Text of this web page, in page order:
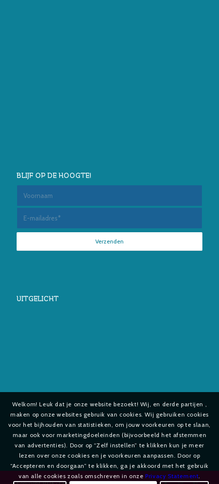
BLIJF OP DE HOOGTE!
UITGELICHT
Welkom! Leuk dat je onze website bezoekt! Wij, en derde partijen ,
maken op onze websites gebruik van cookies. Wij gebruiken cookies
voor het bijhouden van statistieken, om jouw voorkeuren op te slaan,
maar ook voor marketingdoeleinden (bijvoorbeeld het afstemmen
van advertenties). Door op “Zelf instellen” te klikken kun je meer
lezen over onze cookies en je voorkeuren aanpassen. Door op
“Accepteren en doorgaan” te klikken, ga je akkoord met het gebruik
van alle cookies zoals omschreven in onzePrivacy Statement.